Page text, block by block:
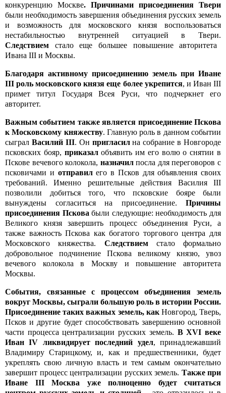
конкуренцию Москве. Причинами присоединения Твери
были необходимость завершения объединения русских земель
и возможность для московского князя воспользоваться
нестабильностью внутренней ситуацией в Твери.
Следствием стало еще большее повышение авторитета
Ивана III и Москвы.
Благодаря активному присоединению земель при Иване
III роль московского князя еще более укрепится, и Иван III
примет титул Государя Всея Руси, что подчеркнет его
авторитет.
Важным событием также является присоединение Пскова
к Московскому княжеству. Главную роль в данном событии
сыграл Василий III. Он пригласилна собрание в Новгороде
псковских бояр, приказалобъявить им его волю о снятии в
Пскове вечевого колокола, назначилпосла для переговоров с
псковичами и отправилего в Псков для объявления своих
требований. Именно решительные действия Василия III
позволили добиться того, что псковские бояре были
вынуждены согласиться на присоединение. Причины
присоединения Пскова были следующие: необходимость для
Великого князя завершить процесс объединения Руси, а
также важность Пскова как богатого торгового центра для
Московского княжества. Следствиемстало формально
добровольное подчинение Пскова великому князю, увоз
вечевого колокола в Москву и повышение авторитета
Москвы.
События, связанные с процессом объединения земель
вокруг Москвы, сыграли большую роль в истории России.
Присоединение таких важных земель, какНовгород, Тверь,
Псков и другие будет способствовать завершению основной
части процесса централизации русских земель. В XVI веке
Иван IV ликвидирует последний удел, принадлежавший
Владимиру Старицкому, и, как и предшественники, будет
укреплять свою личную власть и тем самым окончательно
завершит процесс централизации русских земель. Также при
Иване III Москва уже полноценно будет считаться